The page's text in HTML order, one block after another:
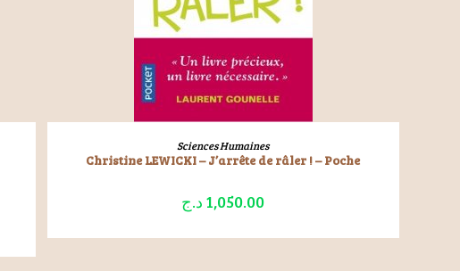
LIRE LA SUITE
Sciences Humaines
Christine LEWICKI – J’arrête de râler ! – Poche
1,050.00 د.ج